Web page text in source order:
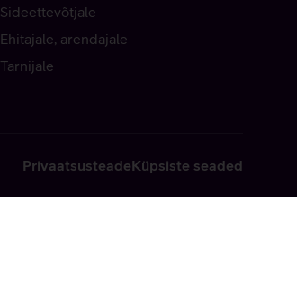
Sideettevõtjale
Ehitajale, arendajale
Tarnijale
PrivaatsusteadeKüpsiste seaded